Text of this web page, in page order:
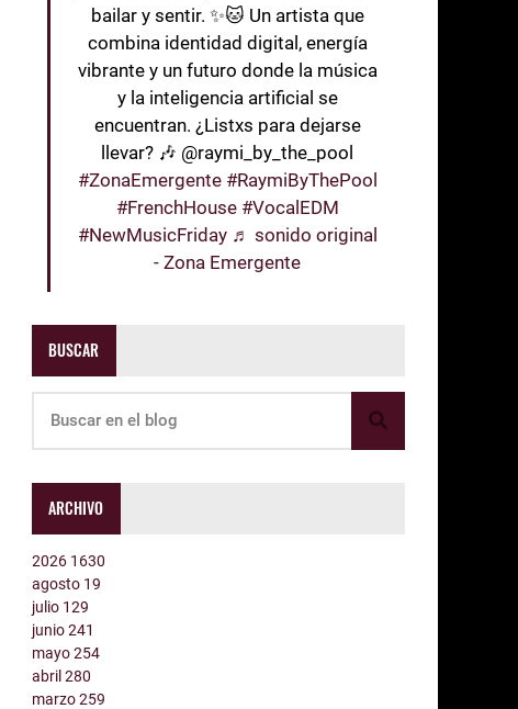
bailar y sentir. ✨🐱 Un artista que
combina identidad digital, energía
vibrante y un futuro donde la música
y la inteligencia artificial se
encuentran. ¿Listxs para dejarse
llevar? 🎶 @raymi_by_the_pool
#ZonaEmergente #RaymiByThePool
#FrenchHouse #VocalEDM
#NewMusicFriday ♬ sonido original
- Zona Emergente
BUSCAR
ARCHIVO
2026 1630
agosto 19
julio 129
junio241
mayo254
abril280
marzo259